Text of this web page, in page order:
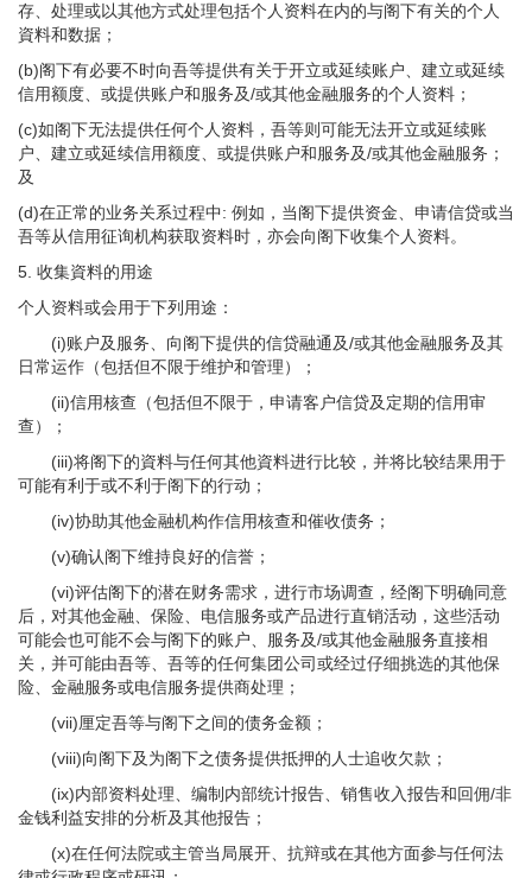
存、处理或以其他方式处理包括个人资料在内的与阁下有关的个人
資料和数据；
(b)阁下有必要不时向吾等提供有关于开立或延续账户、建立或延续
信用额度、或提供账户和服务及/或其他金融服务的个人资料；
(c)如阁下无法提供任何个人资料，吾等则可能无法开立或延续账
户、建立或延续信用额度、或提供账户和服务及/或其他金融服务；
及
(d)在正常的业务关系过程中: 例如，当阁下提供资金、申请信贷或当
吾等从信用征询机构获取资料时，亦会向阁下收集个人资料。
5. 收集資料的用途
个人资料或会用于下列用途：
(i)账户及服务、向阁下提供的信贷融通及/或其他金融服务及其
日常运作（包括但不限于维护和管理）；
(ii)信用核查（包括但不限于，申请客户信贷及定期的信用审
查）；
(iii)将阁下的資料与任何其他資料进行比较，并将比较结果用于
可能有利于或不利于阁下的行动；
(iv)协助其他金融机构作信用核查和催收债务；
(v)确认阁下维持良好的信誉；
(vi)评估阁下的潜在财务需求，进行市场调查，经阁下明确同意
后，对其他金融、保险、电信服务或产品进行直销活动，这些活动
可能会也可能不会与阁下的账户、服务及/或其他金融服务直接相
关，并可能由吾等、吾等的任何集团公司或经过仔细挑选的其他保
险、金融服务或电信服务提供商处理；
(vii)厘定吾等与阁下之间的债务金额；
(viii)向阁下及为阁下之债务提供抵押的人士追收欠款；
(ix)内部资料处理、编制内部统计报告、销售收入报告和回佣/非
金钱利益安排的分析及其他报告；
(x)在任何法院或主管当局展开、抗辩或在其他方面参与任何法